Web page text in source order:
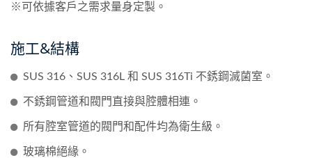
※可依據客戶之需求量身定製。
施工&結構
SUS 316、SUS 316L 和 SUS 316Ti 不銹鋼滅菌室。
不銹鋼管道和閥門直接與腔體相連。
所有腔室管道的閥門和配件均為衛生級。
玻璃棉絕緣。